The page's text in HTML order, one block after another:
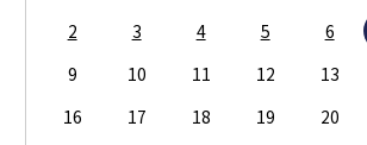
2
3 4 5 6
9
10 11 12 13
16
17 18 19 20